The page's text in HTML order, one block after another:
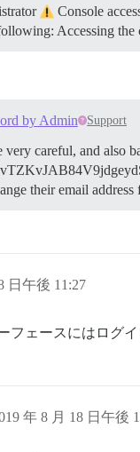
Console
Accessing
by Admin Support
careful, and also
their email address
日午後 11:27
フェースにはログ
年 8 月 18 日午後